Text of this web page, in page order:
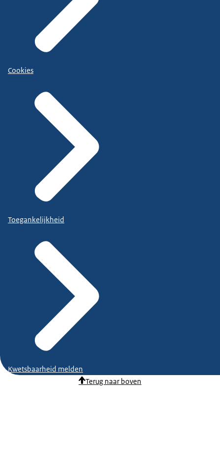
Cookies
Toegankelijkheid
Kwetsbaarheid melden
Terug naar boven